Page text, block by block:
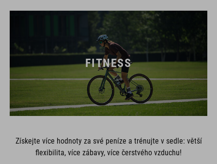
FITNESS
Získejte více hodnoty za své peníze a trénujte v sedle: větší
flexibilita, více zábavy, více čerstvého vzduchu!